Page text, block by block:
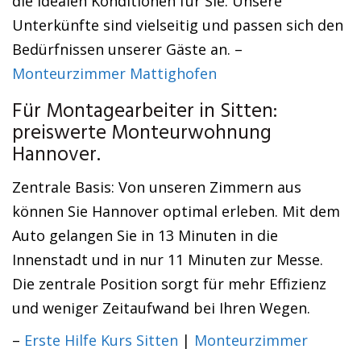
Unterkünfte sind vielseitig und passen sich den
Bedürfnissen unserer Gäste an. –
Monteurzimmer Mattighofen
Für Montagearbeiter in Sitten:
preiswerte Monteurwohnung
Hannover.
Zentrale Basis: Von unseren Zimmern aus
können Sie Hannover optimal erleben. Mit dem
Auto gelangen Sie in 13 Minuten in die
Innenstadt und in nur 11 Minuten zur Messe.
Die zentrale Position sorgt für mehr Effizienz
und weniger Zeitaufwand bei Ihren Wegen.
– Erste Hilfe Kurs Sitten | Monteurzimmer